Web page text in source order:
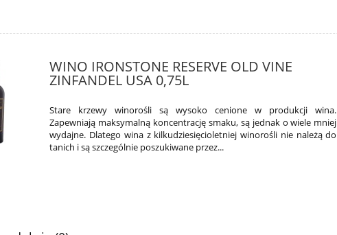
WINO IRONSTONE RESERVE OLD VINE
ZINFANDEL USA 0,75L
Stare krzewy winorośli są wysoko cenione w produkcji wina.
Zapewniają maksymalną koncentrację smaku, są jednak o wiele mniej
wydajne. Dlatego wina z kilkudziesięcioletniej winorośli nie należą do
tanich i są szczególnie poszukiwane przez...